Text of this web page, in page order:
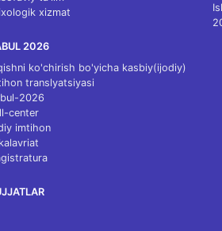
xizmat
2026
ko'chirish bo'yicha kasbiy(ijodiy)
translyatsiyasi
2026
center
imtihon